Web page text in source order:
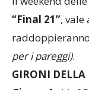
il weekend
,
per i pareggi)